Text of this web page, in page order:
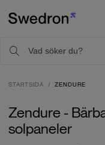
STARTSIDA ZENDURE
Zendure -
solpaneler